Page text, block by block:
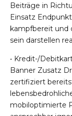
Beiträge in
Einsatz
kampfbereit und
sein darstellen
• Kredit-/
Banner Zusatz
zertifiziert
mobiloptimierte